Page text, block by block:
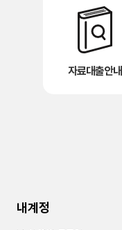
자료대출안내
내계정